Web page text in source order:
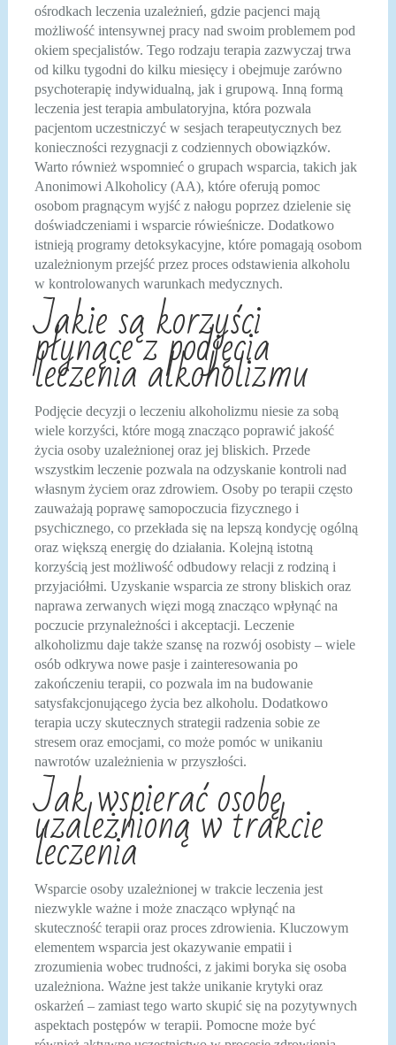
ośrodkach leczenia uzależnień, gdzie pacjenci mają
możliwość intensywnej pracy nad swoim problemem pod
okiem specjalistów. Tego rodzaju terapia zazwyczaj trwa
od kilku tygodni do kilku miesięcy i obejmuje zarówno
psychoterapię indywidualną, jak i grupową. Inną formą
leczenia jest terapia ambulatoryjna, która pozwala
pacjentom uczestniczyć w sesjach terapeutycznych bez
konieczności rezygnacji z codziennych obowiązków.
Warto również wspomnieć o grupach wsparcia, takich jak
Anonimowi Alkoholicy (AA), które oferują pomoc
osobom pragnącym wyjść z nałogu poprzez dzielenie się
doświadczeniami i wsparcie rówieśnicze. Dodatkowo
istnieją programy detoksykacyjne, które pomagają osobom
uzależnionym przejść przez proces odstawienia alkoholu
w kontrolowanych warunkach medycznych.
Jakie są korzyści
płynące z podjęcia
leczenia alkoholizmu
Podjęcie decyzji o leczeniu alkoholizmu niesie za sobą
wiele korzyści, które mogą znacząco poprawić jakość
życia osoby uzależnionej oraz jej bliskich. Przede
wszystkim leczenie pozwala na odzyskanie kontroli nad
własnym życiem oraz zdrowiem. Osoby po terapii często
zauważają poprawę samopoczucia fizycznego i
psychicznego, co przekłada się na lepszą kondycję ogólną
oraz większą energię do działania. Kolejną istotną
korzyścią jest możliwość odbudowy relacji z rodziną i
przyjaciółmi. Uzyskanie wsparcia ze strony bliskich oraz
naprawa zerwanych więzi mogą znacząco wpłynąć na
poczucie przynależności i akceptacji. Leczenie
alkoholizmu daje także szansę na rozwój osobisty – wiele
osób odkrywa nowe pasje i zainteresowania po
zakończeniu terapii, co pozwala im na budowanie
satysfakcjonującego życia bez alkoholu. Dodatkowo
terapia uczy skutecznych strategii radzenia sobie ze
stresem oraz emocjami, co może pomóc w unikaniu
nawrotów uzależnienia w przyszłości.
Jak wspierać osobę
uzależnioną w trakcie
leczenia
Wsparcie osoby uzależnionej w trakcie leczenia jest
niezwykle ważne i może znacząco wpłynąć na
skuteczność terapii oraz proces zdrowienia. Kluczowym
elementem wsparcia jest okazywanie empatii i
zrozumienia wobec trudności, z jakimi boryka się osoba
uzależniona. Ważne jest także unikanie krytyki oraz
oskarżeń – zamiast tego warto skupić się na pozytywnych
aspektach postępów w terapii. Pomocne może być